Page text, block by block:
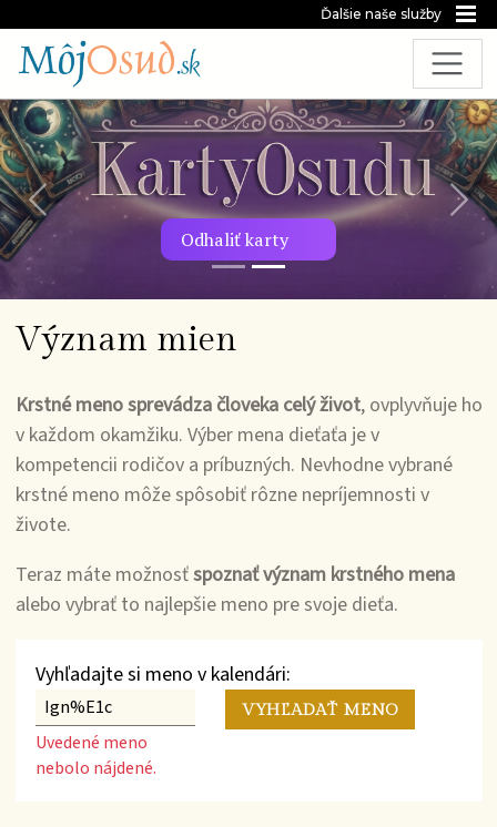
Ďalšie naše služby
Odhaliť karty
Predchádzajúca snímka
Význam mien
Krstné meno sprevádza človeka celý život, ovplyvňuje ho
v každom okamžiku. Výber mena dieťaťa je v
kompetencii rodičov a príbuzných. Nevhodne vybrané
krstné meno môže spôsobiť rôzne nepríjemnosti v
živote.
Teraz máte možnosťspoznať význam krstného mena
alebo vybrať to najlepšie meno pre svoje dieťa.
Vyhľadajte si meno v kalendári:
Uvedené meno
nebolo nájdené.